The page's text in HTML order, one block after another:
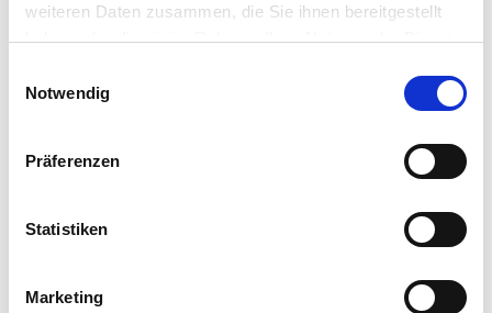
weiteren Daten zusammen, die Sie ihnen bereitgestellt
haben oder die sie im Rahmen Ihrer Nutzung der Dienste
Cookies, wenn Sie unsere Webseite weiterhin nutzen.
Notwendig
Präferenzen
Statistiken
Marketing
Lotta